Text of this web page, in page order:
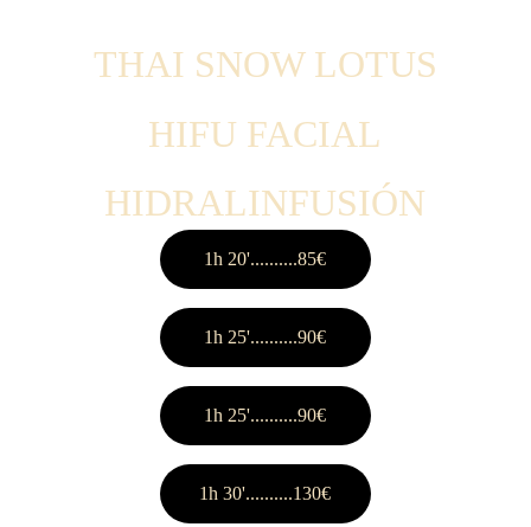
HIDRALINFUSIÓN
THAI SNOW LOTUS
1h 20'..........85€
1h 25'..........90€
1h 30'..........130€
HIFU FACIAL
1h 25'..........90€